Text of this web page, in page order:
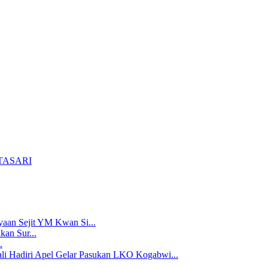
Sejit YM Kwan Si...
Sur...
Hadiri Apel Gelar Pasukan LKO Kogabwi...